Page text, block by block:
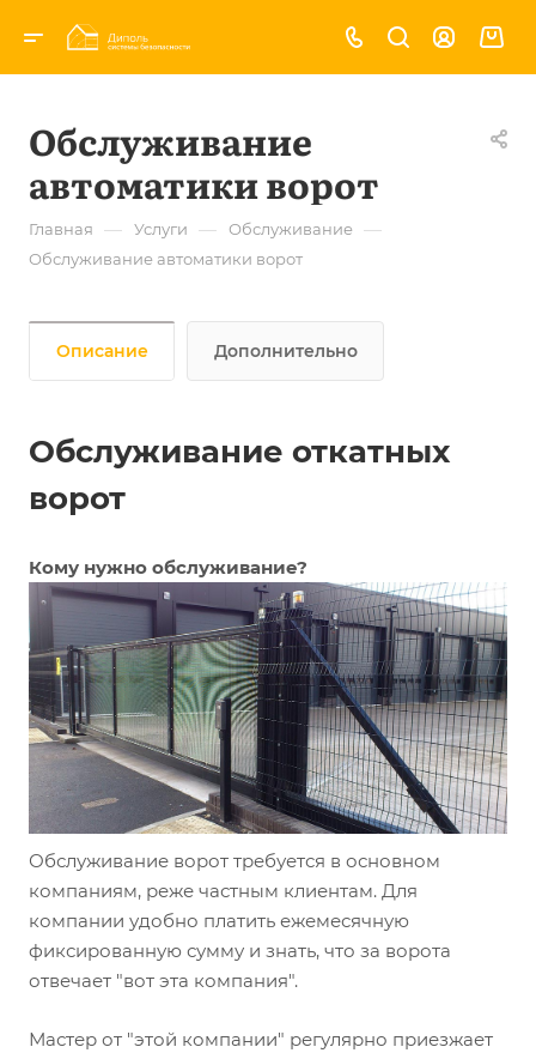
Обслуживание
автоматики ворот
Главная — Услуги — Обслуживание —
Обслуживание автоматики ворот
Описание Дополнительно
Обслуживание откатных
ворот
Кому нужно обслуживание?
Обслуживание ворот требуется в основном
компаниям, реже частным клиентам. Для
компании удобно платить ежемесячную
фиксированную сумму и знать, что за ворота
отвечает "вот эта компания".
Мастер от "этой компании" регулярно приезжает